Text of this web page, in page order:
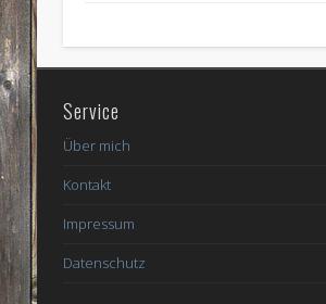
Service
Über mich
Kontakt
Impressum
Datenschutz